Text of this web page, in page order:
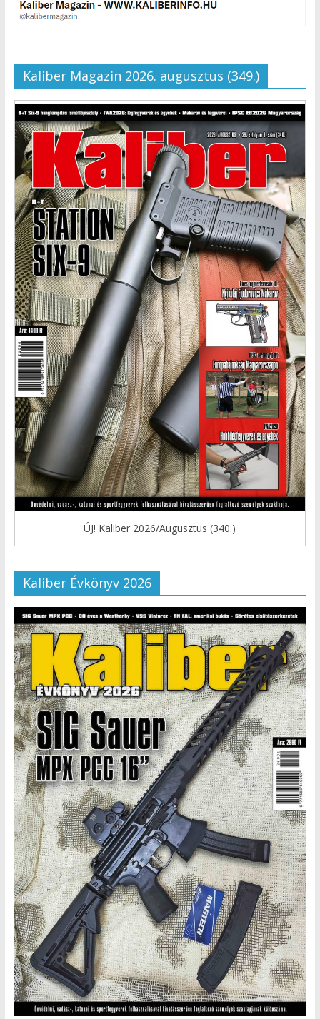
Kaliber Magazin 2026. augusztus (349.)
ÚJ! Kaliber 2026/Augusztus (340.)
Kaliber Évkönyv 2026